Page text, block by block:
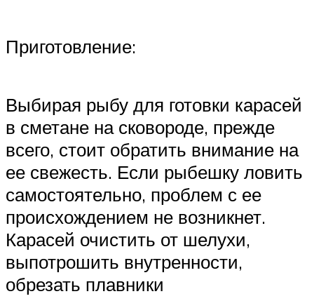
Приготовление:
Выбирая рыбу для готовки карасей
в сметане на сковороде, прежде
всего, стоит обратить внимание на
ее свежесть. Если рыбешку ловить
самостоятельно, проблем с ее
происхождением не возникнет.
Карасей очистить от шелухи,
выпотрошить внутренности,
обрезать плавники